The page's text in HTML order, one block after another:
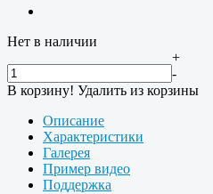
Нет в наличии
+
-
В корзину! Удалить из корзины
Описание
Характеристики
Галерея
Пример видео
Поддержка